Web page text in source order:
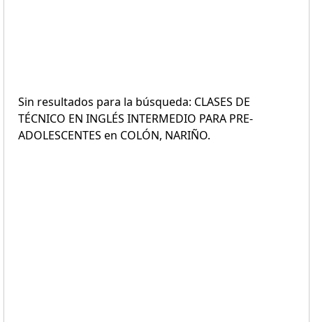
Sin resultados para la búsqueda: CLASES DE
TÉCNICO EN INGLÉS INTERMEDIO PARA PRE-
ADOLESCENTES en COLÓN, NARIÑO.